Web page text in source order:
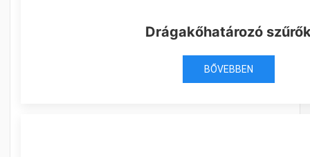
Drágakőhatározó
BŐVEBBEN